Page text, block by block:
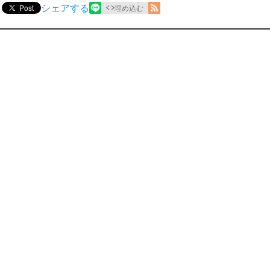
Post シェアする 埋め込む